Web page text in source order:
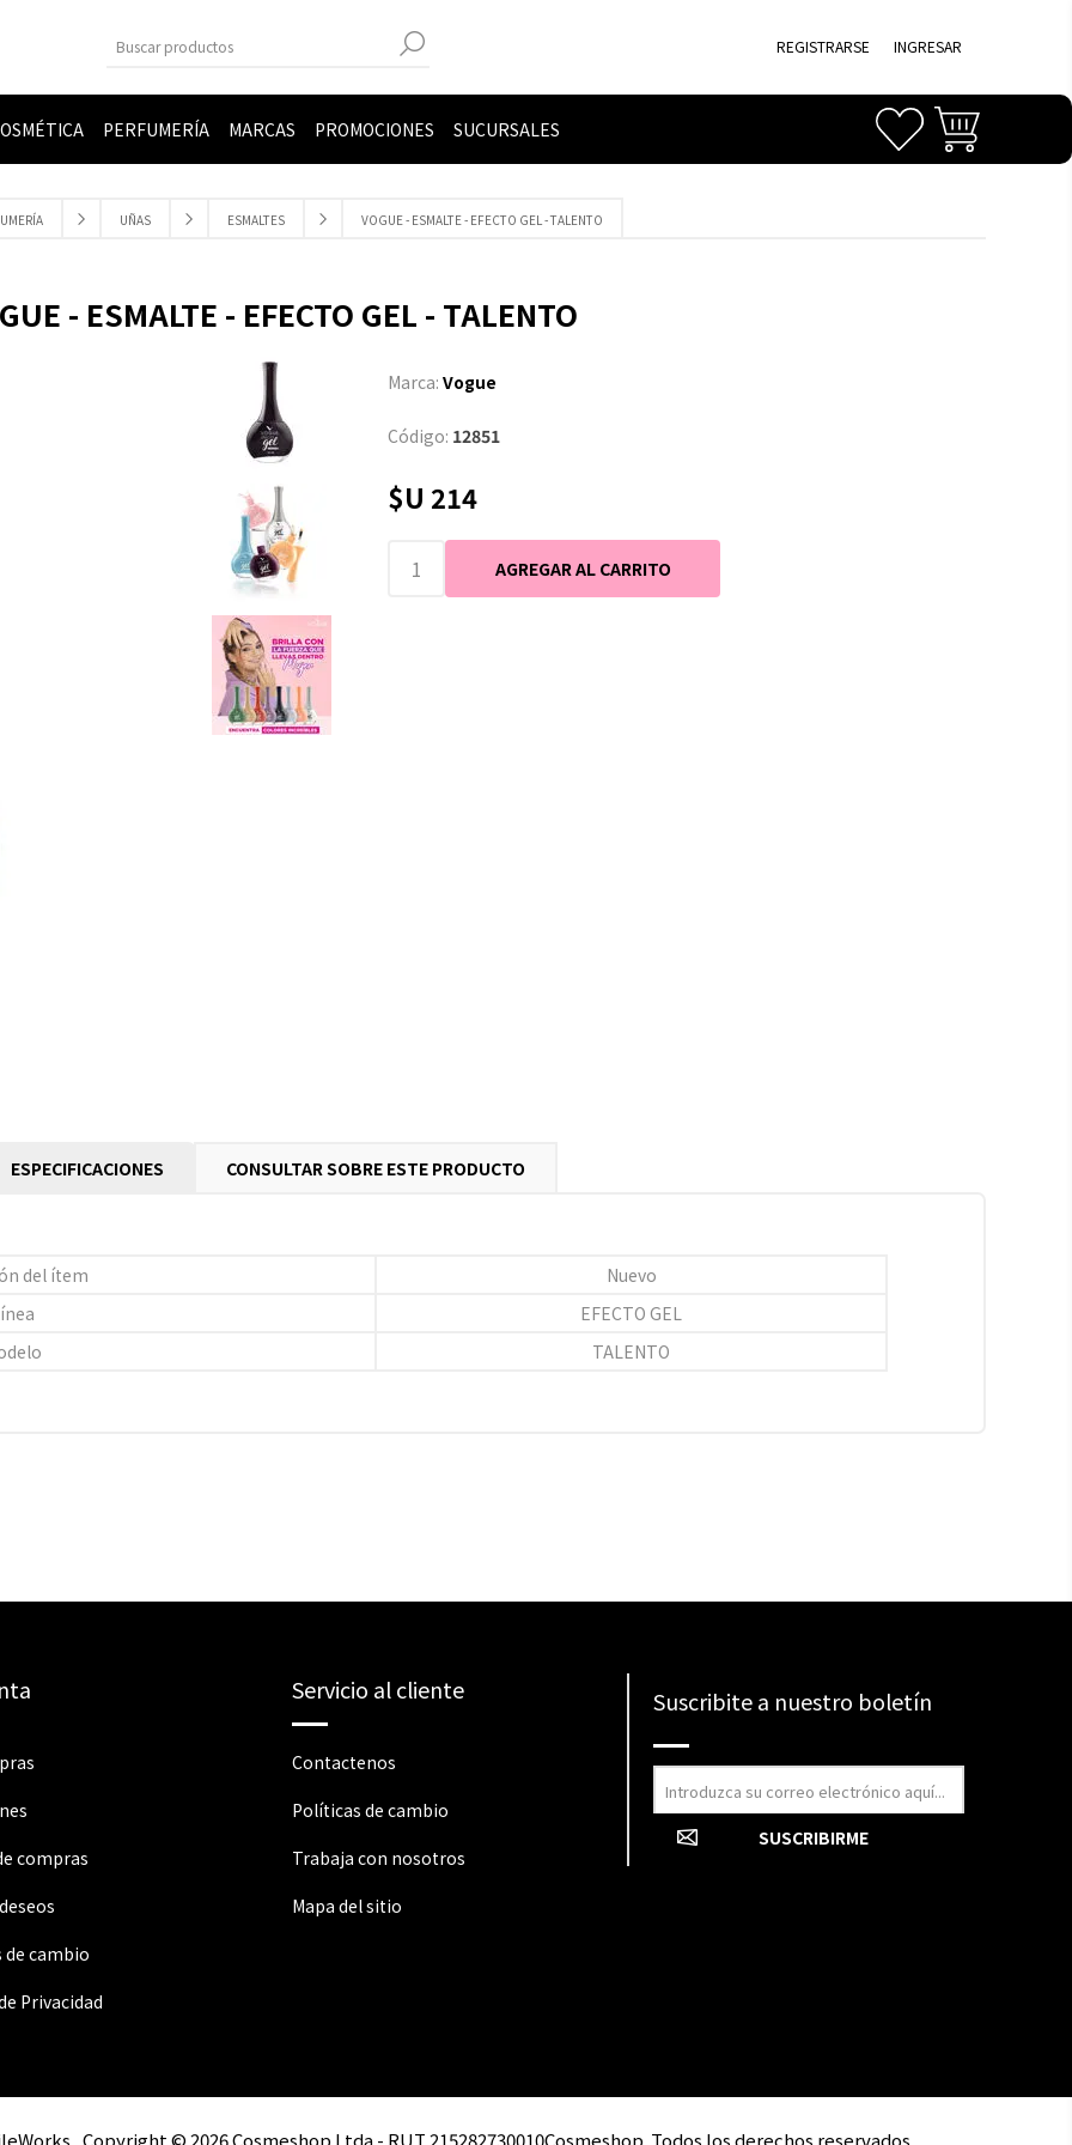
REGISTRARSE INGRESAR
PERFUMERÍA MARCAS PROMOCIONES SUCURSALES
UÑAS ESMALTES VOGUE - ESMALTE - EFECTO GEL - TALENTO
- ESMALTE - EFECTO GEL - TALENTO
Marca: Vogue
Código: 12851
$U 214
ESPECIFICACIONES CONSULTAR SOBRE ESTE PRODUCTO
del ítem
Nuevo
EFECTO GEL
TALENTO
compras
de cambio
Privacidad
Servicio al cliente
Contactenos
Políticas de cambio
Trabaja con nosotros
Mapa del sitio
Suscribite a nuestro boletín
Copyright © 2026 Cosmeshop Ltda - RUT 215282730010Cosmeshop. Todos los derechos reservados.